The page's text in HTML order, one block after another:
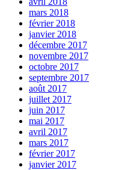
mars 2018
février 2018
janvier 2018
décembre 2017
novembre 2017
octobre 2017
septembre 2017
août 2017
juillet 2017
juin 2017
mai 2017
avril 2017
mars 2017
février 2017
janvier 2017